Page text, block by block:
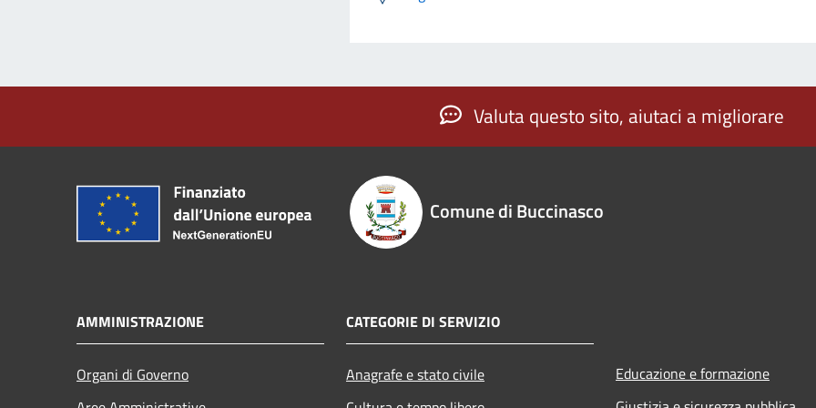
Valuta questo sito, aiutaci a migliorare
Comune di Buccinasco
AMMINISTRAZIONE
Organi di Governo
CATEGORIE DI SERVIZIO
Anagrafe e stato civile
Educazione e formazione